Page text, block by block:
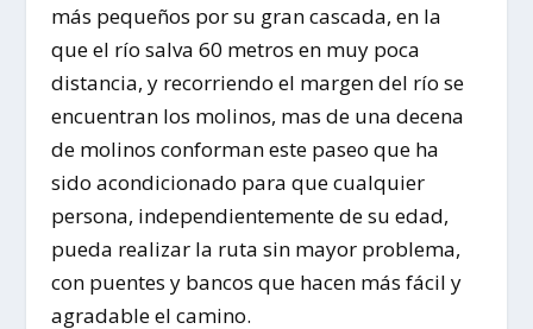
más pequeños por su gran cascada, en la
que el río salva 60 metros en muy poca
distancia, y recorriendo el margen del río se
encuentran los molinos, mas de una decena
de molinos conforman este paseo que ha
sido acondicionado para que cualquier
persona, independientemente de su edad,
pueda realizar la ruta sin mayor problema,
con puentes y bancos que hacen más fácil y
agradable el camino.